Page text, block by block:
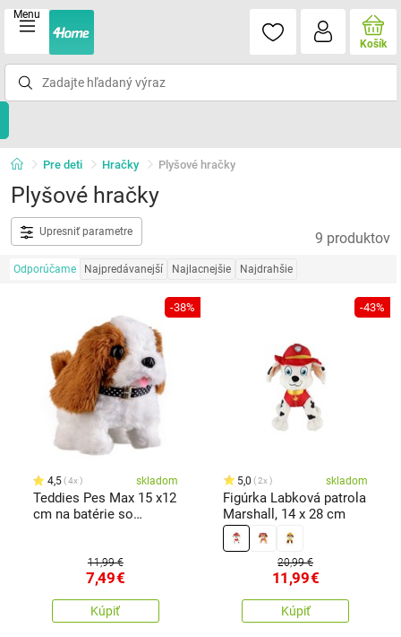
Menu
Košík
Pre deti Hračky Plyšové hračky
Plyšové hračky
Upresniť parametre 9 produktov
Odporúčame Najpredávanejší Najlacnejšie Najdrahšie
-38%
4,5 4x skladom
Teddies Pes Max 15 x12
cm na batérie so
11,99 €
7,49€
Kúpiť
-43%
5,0 2x skladom
Figúrka Labková patrola
Marshall, 14 x 28 cm
20,99 €
11,99€
Kúpiť